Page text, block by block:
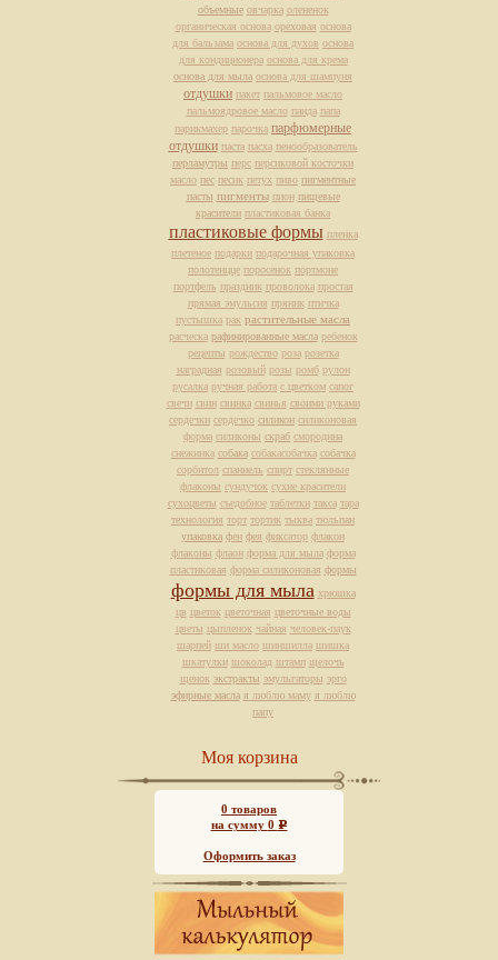
объемные овчарка олененок
органическая основа ореховая основа
для бальзама основа для духов основа
для кондиционера основа для крема
основа для мыла основа для шампуня
отдушки пакет пальмовое масло
пальмоядровое масло панда папа
парикмахер парочка парфюмерные
отдушки паста пасха пенообразователь
перламутры перс персиковой косточки
масло пес песик петух пиво пигментные
пасты пигменты пион пищевые
красители пластиковая банка
пластиковые формы пленка
плетеное подарки подарочная упаковка
полотенцце поросенок портмоне
портфель праздник проволока простая
прямая эмульсия пряник птичка
пустышка рак растительные масла
расческа рафинированные масла ребенок
рецепты рождество роза розетка
наградная розовый розы ромб рулон
русалка ручная работа с цветком сапог
свечи свин свинка свинья своими руками
сердечки сердечко силикон силиконовая
форма силиконы скраб смородина
снежинка собака собакасобачка собачка
сорбитол спаниель спирт стеклянные
флаконы сундучок сухие красители
сухоцветы съедобное таблетки такса тара
технология торт тортик тыква тюльпан
упаковка фен фея фиксатор флакон
флаконы флаон форма для мыла форма
пластиковая форма силиконовая формы
формы для мыла хрюшка
цв цветок цветочная цветочные воды
цветы цыпленок чайная человек-паук
шарпей ши масло шиншилла шишка
шкатулки шоколад штамп щелочь
щенок экстракты эмульгаторы эрго
эфирные масла я люблю маму я люблю
папу
Моя корзина
0 товаров
на сумму 0 Р
Оформить заказ